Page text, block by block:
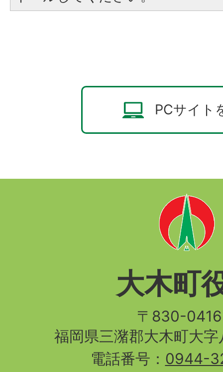
PCサイト
大木町
〒830-
福岡県三潴郡大木町大
電話番号： 0944-